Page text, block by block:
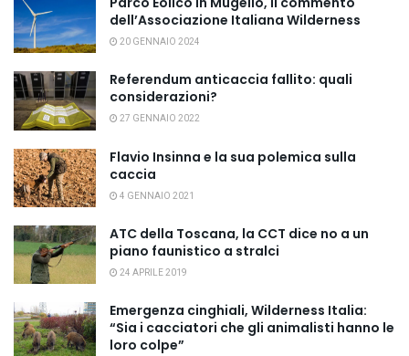
dell’Associazione Italiana Wilderness
20 GENNAIO 2024
Referendum anticaccia fallito: quali
considerazioni?
27 GENNAIO 2022
Flavio Insinna e la sua polemica sulla
caccia
4 GENNAIO 2021
ATC della Toscana, la CCT dice no a un
piano faunistico a stralci
24 APRILE 2019
Emergenza cinghiali, Wilderness Italia:
“Sia i cacciatori che gli animalisti hanno le
loro colpe”